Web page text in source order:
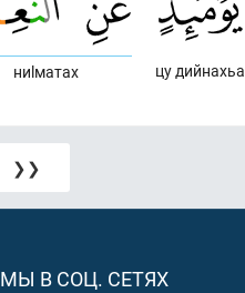
цу дийнахьа
ниlматах
❯❯
МЫ В СОЦ. СЕТЯХ